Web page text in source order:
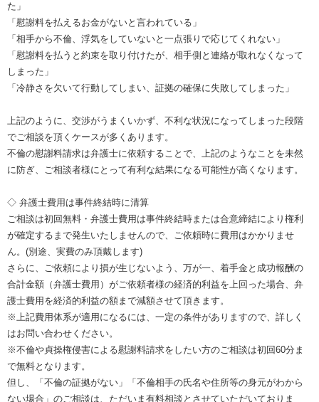
た」
「慰謝料を払えるお金がないと言われている」
「相手から不倫、浮気をしていないと一点張りで応じてくれない」
「慰謝料を払うと約束を取り付けたが、相手側と連絡が取れなくなって
しまった」
「冷静さを欠いて行動してしまい、証拠の確保に失敗してしまった」
上記のように、交渉がうまくいかず、不利な状況になってしまった段階
でご相談を頂くケースが多くあります。
不倫の慰謝料請求は弁護士に依頼することで、上記のようなことを未然
に防ぎ、ご相談者様にとって有利な結果になる可能性が高くなります。
◇ 弁護士費用は事件終結時に清算
ご相談は初回無料・弁護士費用は事件終結時または合意締結により権利
が確定するまで発生いたしませんので、ご依頼時に費用はかかりませ
ん。(別途、実費のみ頂戴します)
さらに、ご依頼により損が生じないよう、万が一、着手金と成功報酬の
合計金額（弁護士費用）がご依頼者様の経済的利益を上回った場合、弁
護士費用を経済的利益の額まで減額させて頂きます。
※上記費用体系が適用になるには、一定の条件がありますので、詳しく
はお問い合わせください。
※不倫や貞操権侵害による慰謝料請求をしたい方のご相談は初回60分ま
で無料となります。
但し、「不倫の証拠がない」「不倫相手の氏名や住所等の身元がわから
ない場合」のご相談は、ただいま有料相談とさせていただいておりま